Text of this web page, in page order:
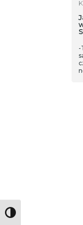
Toggle High Contrast
-